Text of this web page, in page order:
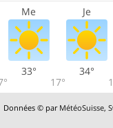
Me Je
33°
17°
34°
Données © par MétéoSuisse,